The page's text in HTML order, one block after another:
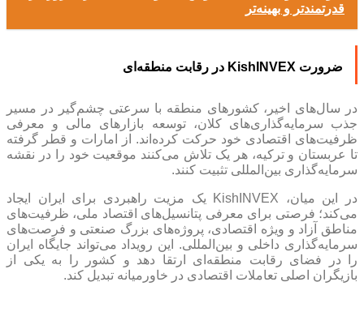
قدرتمندتر و بهینه‌تر
ضرورت KishINVEX در رقابت منطقه‌ای
در سال‌های اخیر، کشورهای منطقه با سرعتی چشم‌گیر در مسیر
جذب سرمایه‌گذاری‌های کلان، توسعه بازارهای مالی و معرفی
ظرفیت‌های اقتصادی خود حرکت کرده‌اند. از امارات و قطر گرفته
تا عربستان و ترکیه، هر یک تلاش می‌کنند موقعیت خود را در نقشه
سرمایه‌گذاری بین‌المللی تثبیت کنند.
در این میان، KishINVEX یک مزیت راهبردی برای ایران ایجاد
می‌کند؛ فرصتی برای معرفی پتانسیل‌های اقتصاد ملی، ظرفیت‌های
مناطق آزاد و ویژه اقتصادی، پروژه‌های بزرگ صنعتی و فرصت‌های
سرمایه‌گذاری داخلی و بین‌المللی. این رویداد می‌تواند جایگاه ایران
را در فضای رقابت منطقه‌ای ارتقا دهد و کشور را به یکی از
بازیگران اصلی تعاملات اقتصادی در خاورمیانه تبدیل کند.